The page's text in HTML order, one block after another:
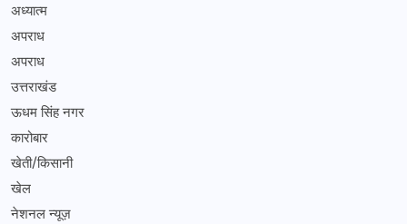
अध्यात्म
अपराध
अपराध
उत्तराखंड
ऊधम सिंह नगर
कारोबार
खेती/किसानी
खेल
नेशनल न्यूज़